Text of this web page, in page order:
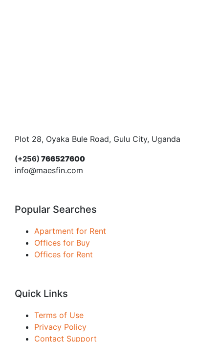
Plot 28, Oyaka Bule Road, Gulu City, Uganda
(+256) 766527600
info@maesfin.com
Popular Searches
Apartment for Rent
Offices for Buy
Offices for Rent
Quick Links
Terms of Use
Privacy Policy
Contact Support